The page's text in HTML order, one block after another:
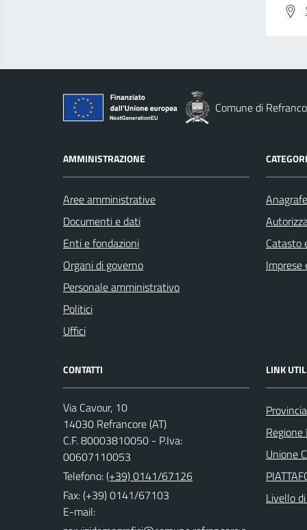
Comune di
AMMINISTRAZIONE
Aree amministrative
Documenti e dati
Enti e fondazioni
Organi di governo
Personale amministrativo
Politici
Uffici
Catasto
Imprese
CONTATTI
Via Cavour, 10
14030 Refrancore (AT)
C.F. 80003810050 - P.Iva:
00607110053
Telefono:(+39) 0141/67126
Fax: (+39) 0141/67103
E-mail:
LINK
Unione
Livello